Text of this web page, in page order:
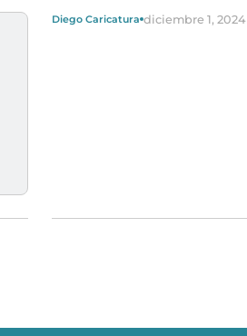
Diego Caricatura diciembre 1, 2024